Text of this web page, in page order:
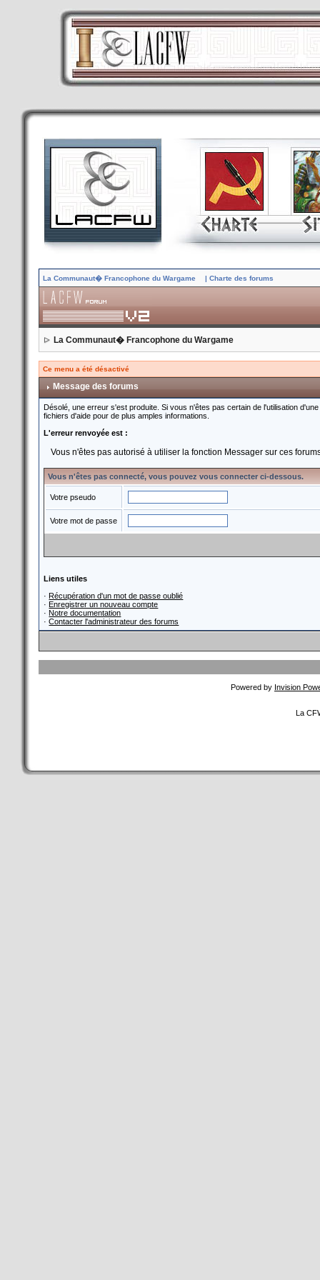
La Communaut� Francophone du Wargame | Charte des forums
La Communaut� Francophone du Wargame
Ce menu a été désactivé
Message des forums
Désolé, une erreur s'est produite. Si vous n'êtes pas certain de l'utilisation
fichiers d'aide pour de plus amples informations.
L'erreur renvoyée est :
Vous n'êtes pas autorisé à utiliser la fonction Messager sur ces
Vous n'êtes pas connecté, vous pouvez vous connecter ci-dessous.
Votre pseudo
Votre mot de passe
Liens utiles
·Récupération d'un mot de passe oublié
·Enregistrer un nouveau compte
·Notre documentation
·Contacter l'administrateur des forums
Powered by Invision
La